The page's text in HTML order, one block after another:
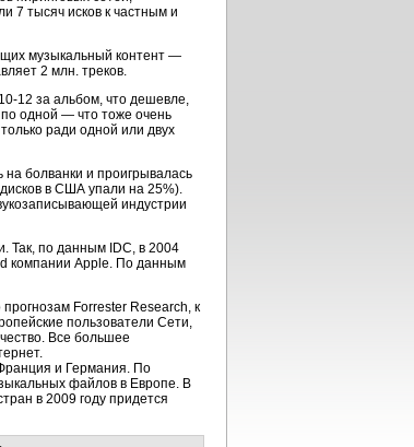
7 тысяч исков к частным и
музыкальный контент —
2 млн. треков.
12 за альбом, что дешевле,
одной — что тоже очень
ради одной или двух
болванки и проигрывалась
в США упали на 25%).
индустрии
Так, по данным IDC, в 2004
компании Apple. По данным
Forrester Research, к
пользователи Сети,
Все большее
и Германия. По
файлов в Европе. В
в 2009 году придется